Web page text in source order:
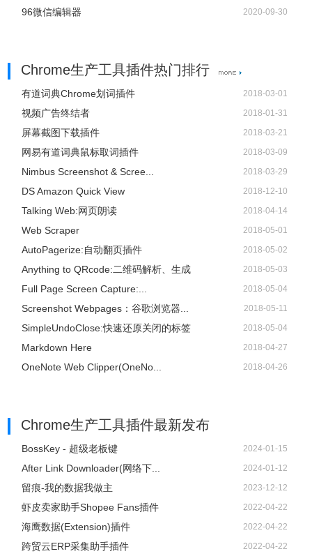
3、由于chrome对插件更新的限制，大部分浏览器是不能实
现插件的自动更新的，所以新媒体管家插件仍然需要用户的
手动更新。当插件需要更新的时候，会在插件的图标上有一
个红点或者新的提示，同时插件的面板上会出现更新的提
示。
新媒体管家插件联系方式
https://xmt.cn/
96微信编辑器 2020-09-30
Chrome生产工具插件热门排行
有道词典Chrome划词插件 2018-03-01
视频广告终结者 2018-01-31
屏幕截图下载插件 2018-03-21
网易有道词典鼠标取词插件 2018-03-09
Nimbus Screenshot & Scree... 2018-03-29
DS Amazon Quick View 2018-12-10
Talking Web:网页朗读 2018-04-14
Web Scraper 2018-05-01
AutoPagerize:自动翻页插件 2018-05-02
Anything to QRcode:二维码解析、生成 2018-05-03
Full Page Screen Capture:... 2018-05-04
Screenshot Webpages：谷歌浏览器... 2018-05-11
SimpleUndoClose:快速还原关闭的标签 2018-05-04
Markdown Here 2018-04-27
OneNote Web Clipper(OneNo... 2018-04-26
Chrome生产工具插件最新发布
BossKey - 超级老板键 2024-01-15
After Link Downloader(网络下... 2024-01-12
留痕-我的数据我做主 2023-12-12
虾皮卖家助手Shopee Fans插件 2022-04-22
海鹰数据(Extension)插件 2022-04-22
跨贸云ERP采集助手插件 2022-04-22